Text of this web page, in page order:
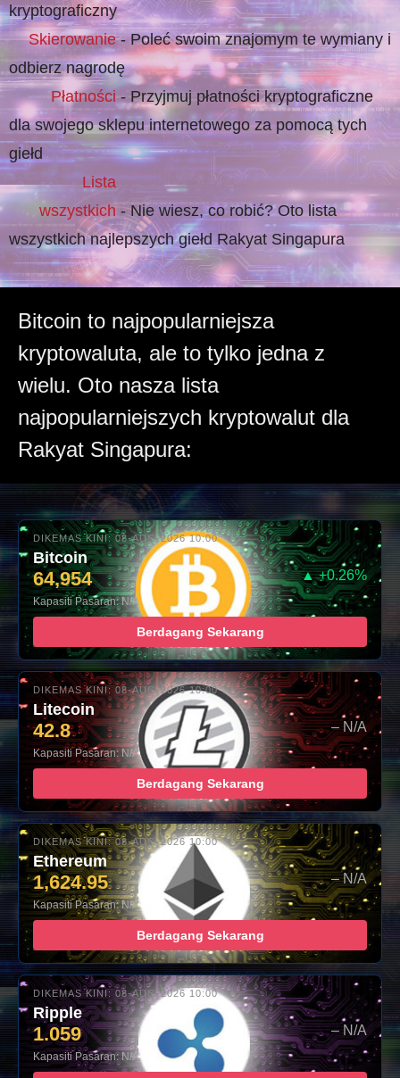
kryptograficzny
Skierowanie- Poleć swoim znajomym te wymiany i
odbierz nagrodę
Płatności - Przyjmuj płatności kryptograficzne
dla swojego sklepu internetowego za pomocą tych
giełd
Lista
wszystkich - Nie wiesz, co robić? Oto lista
wszystkich najlepszych giełd Rakyat Singapura
Bitcoin to najpopularniejsza
kryptowaluta, ale to tylko jedna z
wielu. Oto nasza lista
najpopularniejszych kryptowalut dla
Rakyat Singapura:
DIKEMAS KINI: 08-AUG-2026 10:00
Bitcoin
64,954 ▲ +0.26%
Kapasiti Pasaran: N/A
Berdagang Sekarang
DIKEMAS KINI: 08-AUG-2026 10:00
Litecoin
42.8 – N/A
Kapasiti Pasaran: N/A
Berdagang Sekarang
DIKEMAS KINI: 08-AUG-2026 10:00
Ethereum
1,624.95 – N/A
Kapasiti Pasaran: N/A
Berdagang Sekarang
DIKEMAS KINI: 08-AUG-2026 10:00
Ripple
1.059 – N/A
Kapasiti Pasaran: N/A